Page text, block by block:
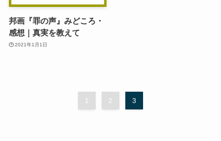
邦画『罪の声』みどころ・
感想｜真実を教えて
2021年1月1日
1 2 3